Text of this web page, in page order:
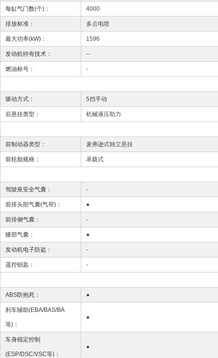
每缸气门数(个)： 4000
排放标准： 多点电喷
最大功率(kW)： 1596
发动机特有技术： --
燃油标号： -
驱动方式： 5挡手动
后悬挂类型： 机械液压助力
前制动器类型： 麦弗逊式独立悬挂
前轮胎规格： 承载式
驾驶座安全气囊： -
前排头部气囊(气帘)： ●
前排侧气囊： -
膝部气囊： ●
发动机电子防盗： -
遥控钥匙： -
ABS防抱死： ●
刹车辅助(EBA/BAS/BA
等)：
●
车身稳定控制
(ESP/DSC/VSC等)：
●